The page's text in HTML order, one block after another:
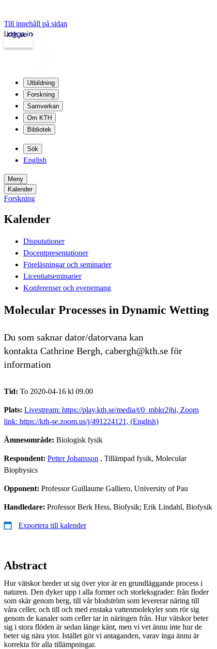
Till innehåll på sidan
kth.se
Logga in
Utbildning
Forskning
Samverkan
Om KTH
Bibliotek
Sök
English
Meny
Kalender
Forskning
Kalender
Disputationer
Docentpresentationer
Föreläsningar och seminarier
Licentiatseminarier
Konferenser och evenemang
Molecular Processes in Dynamic Wetting
Du som saknar dator/datorvana kan
kontakta Cathrine Bergh, cabergh@kth.se för
information
Tid: To 2020-04-16 kl 09.00
Plats: Livestream: https://play.kth.se/media/t/0_mbkr2jhi, Zoom
link: https://kth-se.zoom.us/j/491224121, (English)
Ämnesområde: Biologisk fysik
Respondent: Petter Johansson , Tillämpad fysik, Molecular
Biophysics
Opponent: Professor Guillaume Galliero, University of Pau
Handledare: Professor Berk Hess, Biofysik; Erik Lindahl, Biofysik
Exportera till kalender
Abstract
Hur vätskor breder ut sig över ytor är en grundläggande process i
naturen. Den dyker upp i alla former och storleksgrader: från floder
som skär genom berg, till vår blodström som levererar näring till
våra celler, och till och med enstaka vattenmolekyler som rör sig
genom de kanaler som celler tar in näringen från. Hur vätskor beter
sig i stora flöden är sedan länge känt, men vi vet ännu inte hur de
beter sig nära ytor. Istället gör vi antaganden, varav inga ännu är
korrekta för alla tillämpningar.